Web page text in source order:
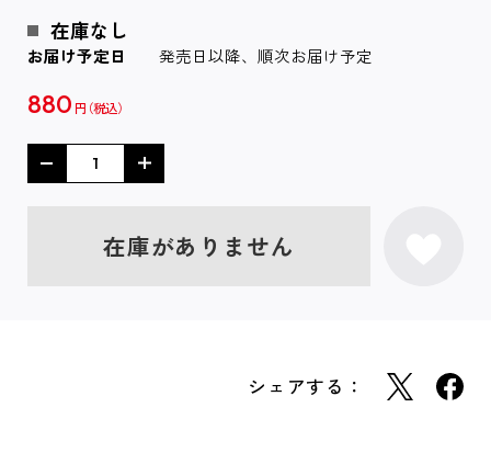
在庫なし
お届け予定日 発売日以降、順次お届け予定
880 円
在庫がありません
シェアする：